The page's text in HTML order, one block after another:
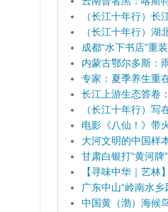
（长江十年行）长
（长江十年行）湖
成都“水下书店”重
内蒙古鄂尔多斯：
专家：夏季养生重
长江上游生态答卷
（长江十年行）写
电影《八仙！》带
大河文明的中国样
甘肃白银打“黄河牌
【寻味中华｜艺林
广东中山“岭南水
中国黄（渤）海候